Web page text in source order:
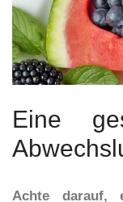
Eine
Achte darauf,